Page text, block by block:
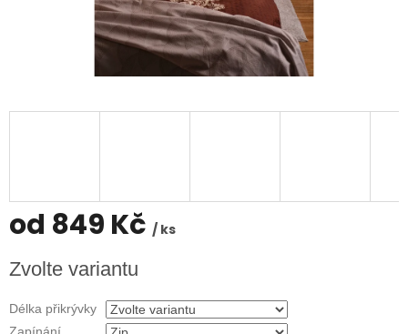
od 849 Kč / ks
cena:
Zvolte variantu
Délka přikrývky